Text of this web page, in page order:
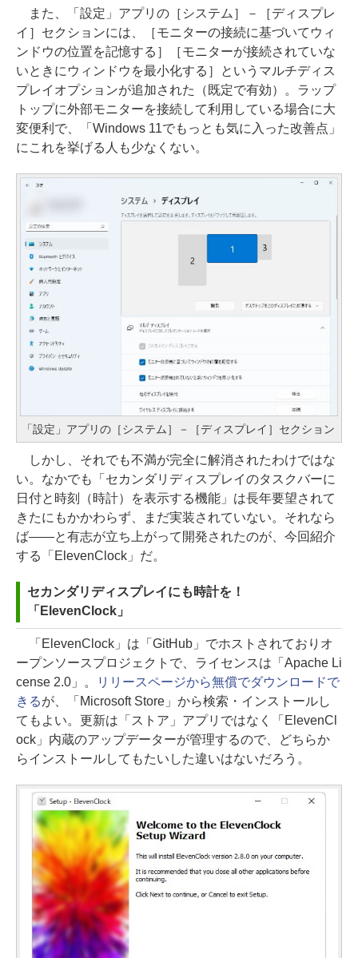
また、「設定」アプリの［システム］－［ディスプレ
イ］セクションには、［モニターの接続に基づいてウィ
ンドウの位置を記憶する］［モニターが接続されていな
いときにウィンドウを最小化する］というマルチディス
プレイオプションが追加された（既定で有効）。ラップ
トップに外部モニターを接続して利用している場合に大
変便利で、「Windows 11でもっとも気に入った改善点」
にこれを挙げる人も少なくない。
「設定」アプリの［システム］－［ディスプレイ］セクション
しかし、それでも不満が完全に解消されたわけではな
い。なかでも「セカンダリディスプレイのタスクバーに
日付と時刻（時計）を表示する機能」は長年要望されて
きたにもかかわらず、まだ実装されていない。それなら
ば――と有志が立ち上がって開発されたのが、今回紹介
する「ElevenClock」だ。
セカンダリディスプレイにも時計を！
「ElevenClock」
「ElevenClock」は「GitHub」でホストされておりオ
ープンソースプロジェクトで、ライセンスは「Apache Li
cense 2.0」。
リリースページから無償でダウンロードで
きるが、「Microsoft Store」から検索・インストールし
てもよい。更新は「ストア」アプリではなく「ElevenCl
ock」内蔵のアップデーターが管理するので、どちらか
らインストールしてもたいした違いはないだろう。